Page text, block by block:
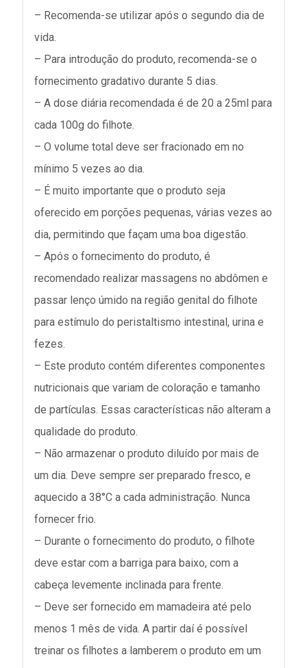
– Recomenda-se utilizar após o segundo dia de
vida.
– Para introdução do produto, recomenda-se o
fornecimento gradativo durante 5 dias.
– A dose diária recomendada é de 20 a 25ml para
cada 100g do filhote.
– O volume total deve ser fracionado em no
mínimo 5 vezes ao dia.
– É muito importante que o produto seja
oferecido em porções pequenas, várias vezes ao
dia, permitindo que façam uma boa digestão.
– Após o fornecimento do produto, é
recomendado realizar massagens no abdômen e
passar lenço úmido na região genital do filhote
para estímulo do peristaltismo intestinal, urina e
fezes.
– Este produto contém diferentes componentes
nutricionais que variam de coloração e tamanho
de partículas. Essas características não alteram a
qualidade do produto.
– Não armazenar o produto diluído por mais de
um dia. Deve sempre ser preparado fresco, e
aquecido a 38°C a cada administração. Nunca
fornecer frio.
– Durante o fornecimento do produto, o filhote
deve estar com a barriga para baixo, com a
cabeça levemente inclinada para frente.
– Deve ser fornecido em mamadeira até pelo
menos 1 mês de vida. A partir daí é possível
treinar os filhotes a lamberem o produto em um